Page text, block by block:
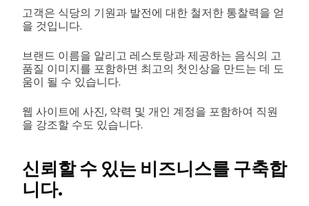
고객은 식당의 기원과 발전에 대한 철저한 통찰력을 얻
을 것입니다.
브랜드 이름을 알리고 레스토랑과 제공하는 음식의 고
품질 이미지를 포함하면 최고의 첫인상을 만드는 데 도
움이 될 수 있습니다.
웹 사이트에 사진, 약력 및 개인 계정을 포함하여 직원
을 강조할 수도 있습니다.
신뢰할 수 있는 비즈니스를 구축합
니다.